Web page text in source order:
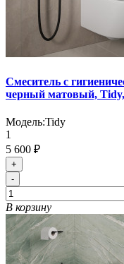
Смеситель с
черный матовый,
Модель:Tidy
1
5 600 ₽
+
-
В корзину